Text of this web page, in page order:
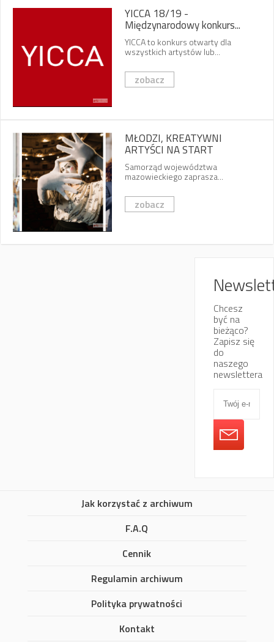
YICCA 18/19 -
Międzynarodowy konkurs...
YICCA to konkurs otwarty dla
wszystkich artystów lub...
zobacz
MŁODZI, KREATYWNI
ARTYŚCI NA START
Samorząd województwa
mazowieckiego zaprasza...
zobacz
Chcesz
być na
bieżąco?
Zapisz się
do
naszego
newslettera
Jak korzystać z archiwum
F.A.Q
Cennik
Regulamin archiwum
Polityka prywatności
Kontakt